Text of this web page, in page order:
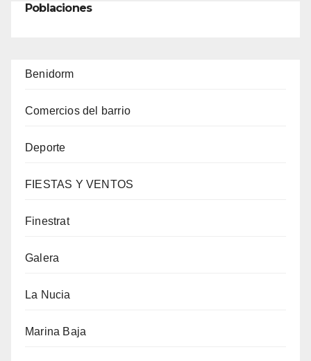
Poblaciones
Benidorm
Comercios del barrio
Deporte
FIESTAS Y VENTOS
Finestrat
Galera
La Nucia
Marina Baja